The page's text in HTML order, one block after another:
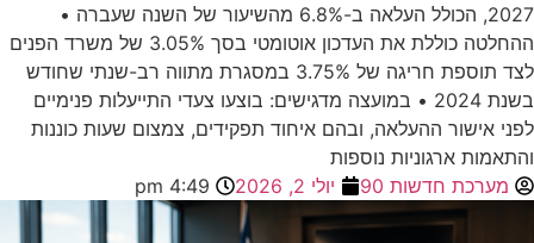
2027, הכולל העלאה ב-6.8% מהשיעור של השנה שעברה •
ההחלטה כוללת את העדכון אוטומטי בסך 3.05% של משרד הפנים
לצד תוספת חריגה של 3.75% במסגרת מתווה רב-שנתי שחודש
בשנת 2024 • במועצה מדגישים: בוצעו צעדי התייעלות פנימיים
לפני אישור ההעלאה, ובהם איחוד תפקידים, צמצום שעות כוננות
והתאמות ארגוניות נוספות
מערכת חדשות 90
יולי 2, 2026 4:49 pm